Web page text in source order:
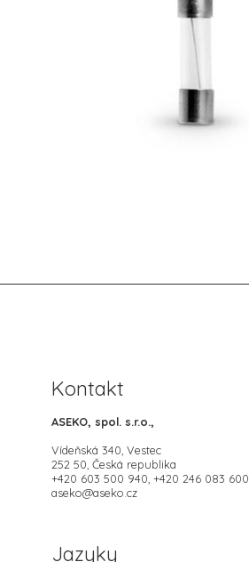
Kontakt
ASEKO, spol. s.r.o.,
Vídeňská 340, Vestec
252 50, Česká republika
+420 603 500 940, +420 246 083 600
aseko@aseko.cz
Jazyky